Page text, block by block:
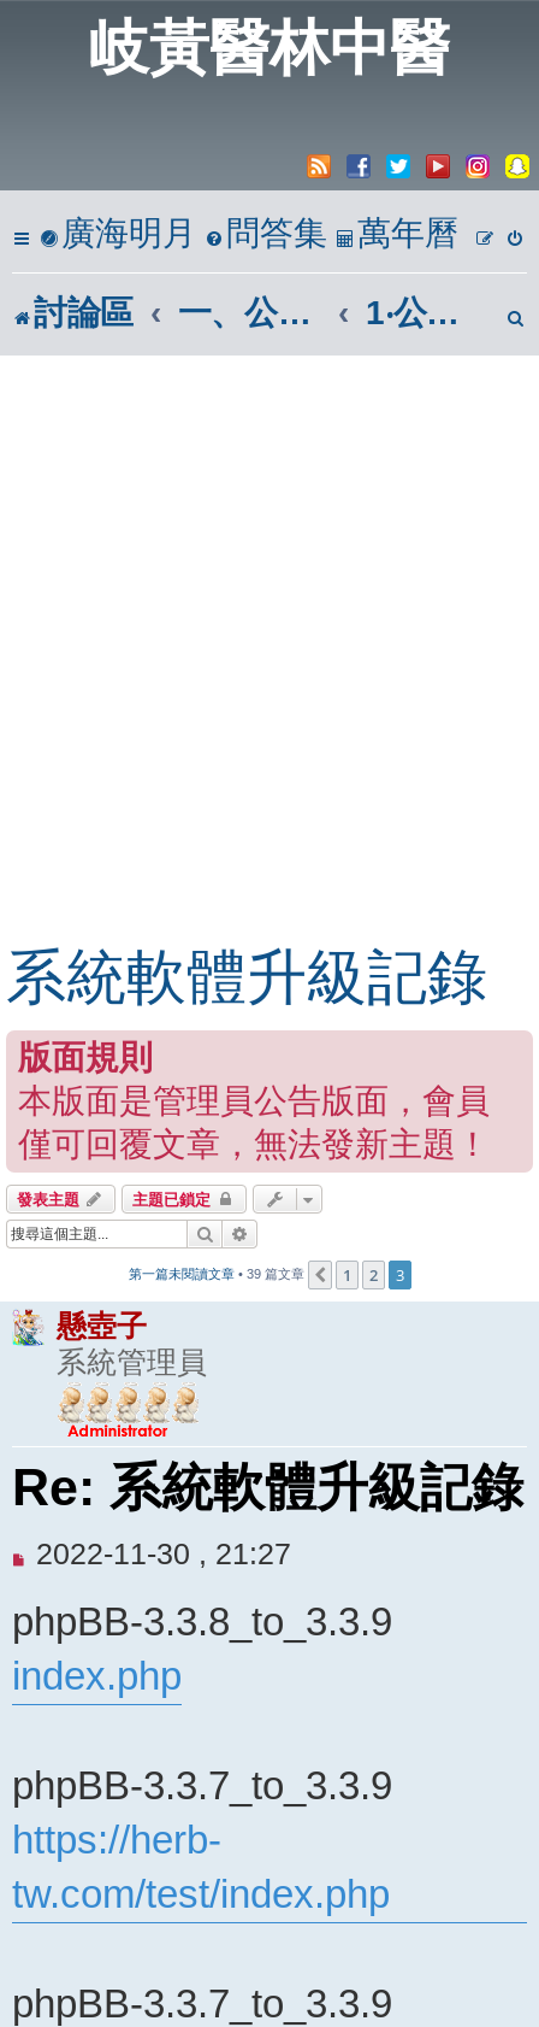
岐黃醫林中醫
廣海明月 問答集 萬年曆
討論區 一、公開亭 1‧公告版
系統軟體升級記錄
版面規則
本版面是管理員公告版面，會員
僅可回覆文章，無法發新主題！
發表主題
主題已鎖定
搜尋
第一篇未閱讀文章• 39 篇文章 上一頁
1 2 3
懸壺子
系統管理員
Re: 系統軟體升級記錄
未
讀
文
章
2022-11-30 , 21:27
phpBB-3.3.8_to_3.3.9
index.php
phpBB-3.3.7_to_3.3.9
https://herb-
tw.com/test/index.php
phpBB-3.3.7_to_3.3.9